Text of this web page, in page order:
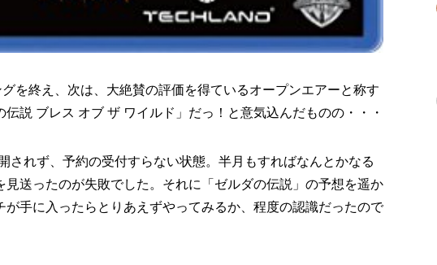
を終え、次は、大絶賛の評価を得ているオープンエアーと称す
説 ブレス オブ ザ ワイルド」だっ！と意気込んだものの・・・
されず、予約の受付すらない状態。半月もすればなんとかなる
送ったのが失敗でした。それに「ゼルダの伝説」の予想を遥か
手に入ったらとりあえずやってみるか、程度の認識だったので